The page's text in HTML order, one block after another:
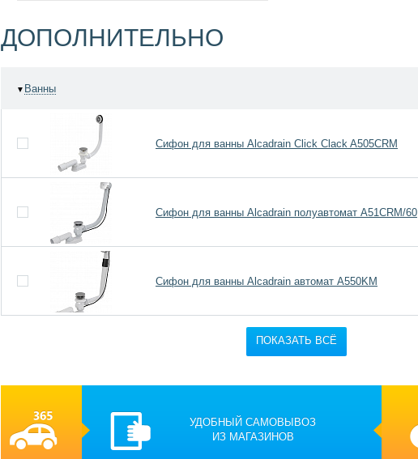
ДОПОЛНИТЕЛЬНО
▼ Ванны
Сифон для ванны Alcadrain Click Clack A505CRM
Сифон для ванны Alcadrain полуавтомат A51CRM/60
Сифон для ванны Alcadrain автомат A550KM
ПОКАЗАТЬ ВСЁ
УДОБНЫЙ САМОВЫВОЗ
ИЗ МАГАЗИНОВ